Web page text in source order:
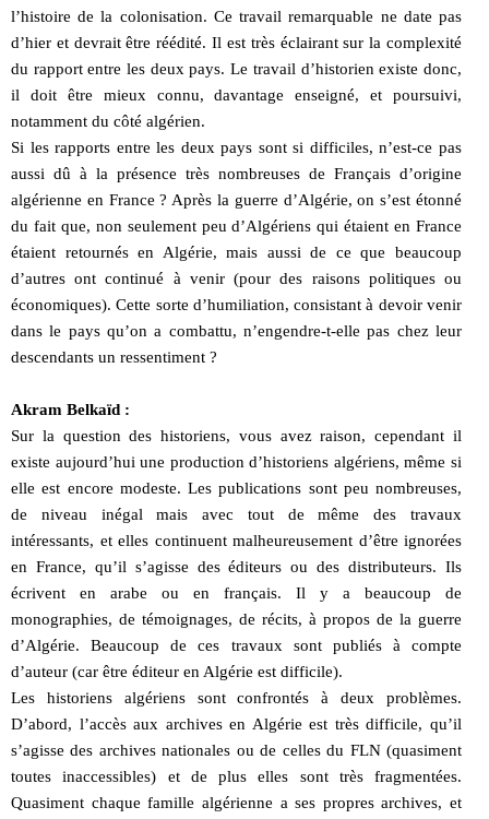
l’histoire de la colonisation. Ce travail remarquable ne date pas
d’hier et devrait être réédité. Il est très éclairant sur la complexité
du rapport entre les deux pays. Le travail d’historien existe donc,
il doit être mieux connu, davantage enseigné, et poursuivi,
notamment du côté algérien.
Si les rapports entre les deux pays sont si difficiles, n’est-ce pas
aussi dû à la présence très nombreuses de Français d’origine
algérienne en France ? Après la guerre d’Algérie, on s’est étonné
du fait que, non seulement peu d’Algériens qui étaient en France
étaient retournés en Algérie, mais aussi de ce que beaucoup
d’autres ont continué à venir (pour des raisons politiques ou
économiques). Cette sorte d’humiliation, consistant à devoir venir
dans le pays qu’on a combattu, n’engendre-t-elle pas chez leur
descendants un ressentiment ?
Akram Belkaïd :
Sur la question des historiens, vous avez raison, cependant il
existe aujourd’hui une production d’historiens algériens, même si
elle est encore modeste. Les publications sont peu nombreuses,
de niveau inégal mais avec tout de même des travaux
intéressants, et elles continuent malheureusement d’être ignorées
en France, qu’il s’agisse des éditeurs ou des distributeurs. Ils
écrivent en arabe ou en français. Il y a beaucoup de
monographies, de témoignages, de récits, à propos de la guerre
d’Algérie. Beaucoup de ces travaux sont publiés à compte
d’auteur (car être éditeur en Algérie est difficile).
Les historiens algériens sont confrontés à deux problèmes.
D’abord, l’accès aux archives en Algérie est très difficile, qu’il
s’agisse des archives nationales ou de celles du FLN (quasiment
toutes inaccessibles) et de plus elles sont très fragmentées.
Quasiment chaque famille algérienne a ses propres archives, et